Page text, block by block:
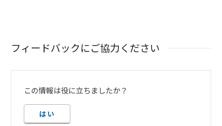
フィードバックにご協力ください
この情報は役に立ちましたか？
はい